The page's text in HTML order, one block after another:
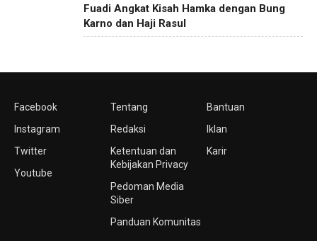
Fuadi Angkat Kisah Hamka dengan Bung
Karno dan Haji Rasul
Facebook
Instagram
Twitter
Youtube
Tentang
Redaksi
Ketentuan dan
Kebijakan Privacy
Pedoman Media
Siber
Panduan Komunitas
Bantuan
Iklan
Karir